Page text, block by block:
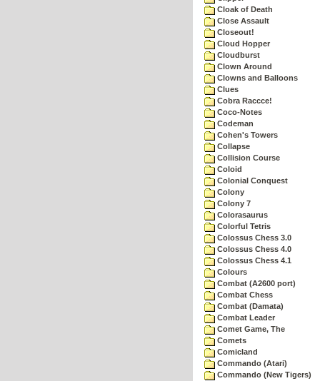
Cloak of Death
Close Assault
Closeout!
Cloud Hopper
Cloudburst
Clown Around
Clowns and Balloons
Clues
Cobra Raccce!
Coco-Notes
Codeman
Cohen's Towers
Collapse
Collision Course
Coloid
Colonial Conquest
Colony
Colony 7
Colorasaurus
Colorful Tetris
Colossus Chess 3.0
Colossus Chess 4.0
Colossus Chess 4.1
Colours
Combat (A2600 port)
Combat Chess
Combat (Damata)
Combat Leader
Comet Game, The
Comets
Comicland
Commando (Atari)
Commando (New Tigers)